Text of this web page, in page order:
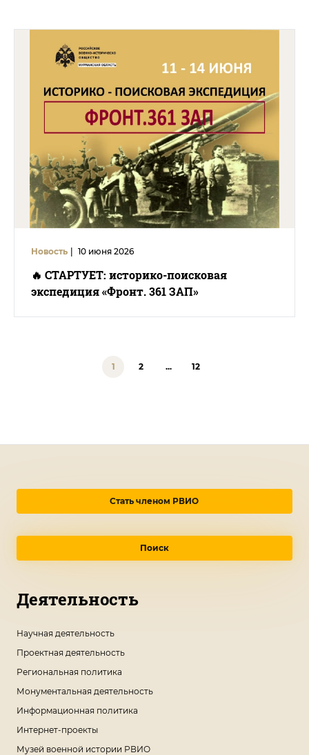
Новость 10 июня 2026
🔥 СТАРТУЕТ: историко-поисковая
экспедиция «Фронт. 361 ЗАП»
1 2 ... 12
Стать членом РВИО
Поиск
Деятельность
Научная деятельность
Проектная деятельность
Региональная политика
Монументальная деятельность
Информационная политика
Интернет-проекты
Музей военной истории РВИО